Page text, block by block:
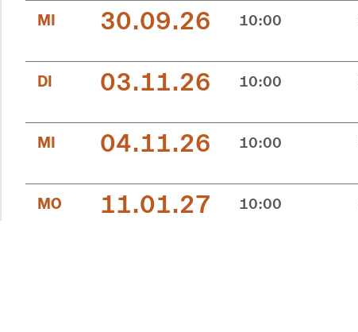
MI 30.09.26 10:00
DI 03.11.26 10:00
MI 04.11.26 10:00
MO 11.01.27 10:00